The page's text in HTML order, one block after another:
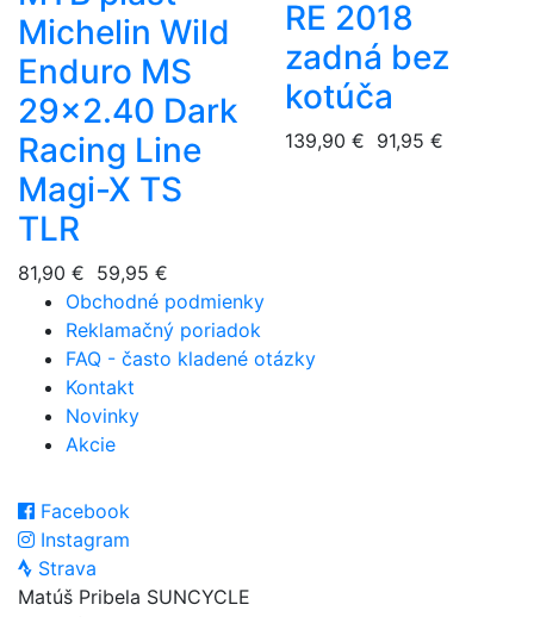
Michelin Wild
Enduro MS
29x2.40 Dark
Racing Line
Magi-X TS
TLR
81,90 € 59,95 €
RE 2018
zadná bez
kotúča
139,90 € 91,95 €
Obchodné podmienky
Reklamačný poriadok
FAQ - často kladené otázky
Kontakt
Novinky
Akcie
Facebook
Instagram
Strava
Matúš Pribela SUNCYCLE